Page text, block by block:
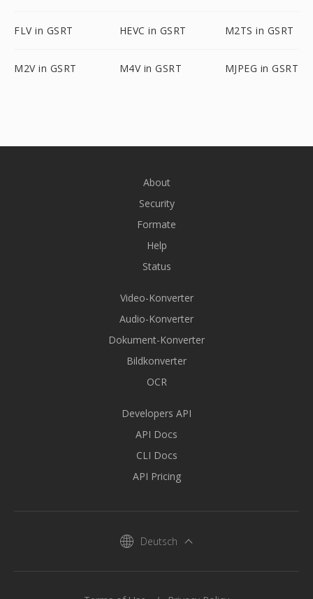
FLV in GSRT HEVC in GSRT M2TS in GSRT
M2V in GSRT M4V in GSRT MJPEG in GSRT
About
Security
Formate
Help
Status
Video-Konverter
Audio-Konverter
Dokument-Konverter
Bildkonverter
OCR
Developers API
API Docs
CLI Docs
API Pricing
Deutsch